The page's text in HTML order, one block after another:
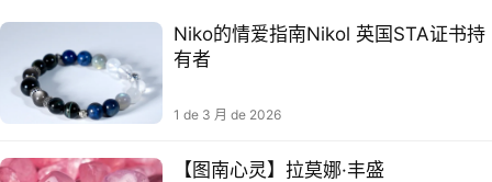
Niko的情爱指南Nikol 英国STA证书持
有者
1 de 3 月 de 2026
【图南心灵】拉莫娜·丰盛